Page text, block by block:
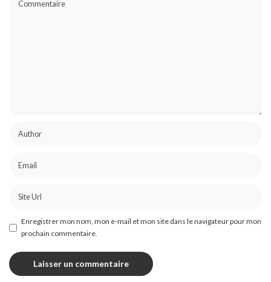
Enregistrer mon nom, mon e-mail et mon site dans le navigateur pour mon
prochain commentaire.